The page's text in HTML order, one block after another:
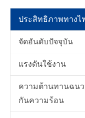
ประสิทธิภาพทางไ
จัดอันดับปัจจุบัน
แรงดันใช้งาน
ความต้านทานฉน
กันความร้อน
在线咨询